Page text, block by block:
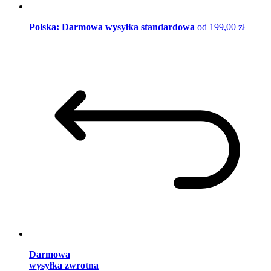
Polska: Darmowa wysyłka standardowa od 199,00 zł
Darmowa
wysyłka zwrotna